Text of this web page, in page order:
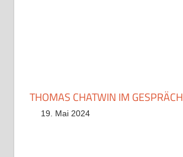
THOMAS CHATWIN IM GESPRÄCH
19. Mai 2024